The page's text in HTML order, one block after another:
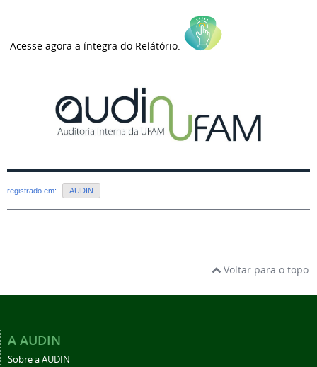
Acesse agora a íntegra do Relátório:
registrado em: AUDIN
Voltar para o topo
A AUDIN
Sobre a AUDIN